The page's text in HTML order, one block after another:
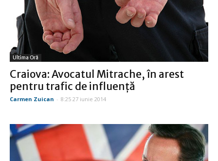
Ultima Oră
Craiova: Avocatul Mitrache, în arest
pentru trafic de influență
Carmen Zuican - 8:25 27 iunie 2014